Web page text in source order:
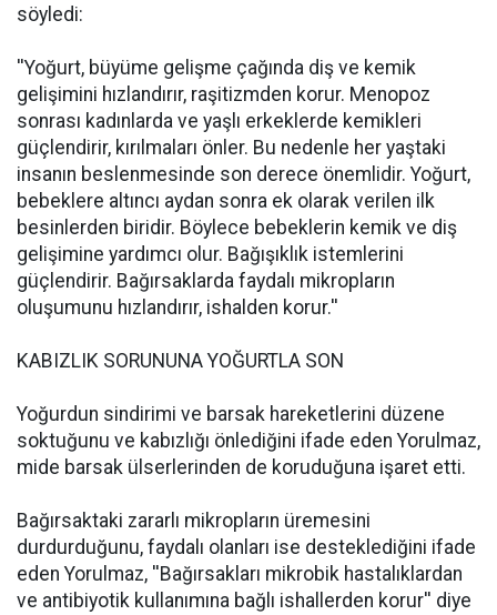
söyledi:
''Yoğurt, büyüme gelişme çağında diş ve kemik
gelişimini hızlandırır, raşitizmden korur. Menopoz
sonrası kadınlarda ve yaşlı erkeklerde kemikleri
güçlendirir, kırılmaları önler. Bu nedenle her yaştaki
insanın beslenmesinde son derece önemlidir. Yoğurt,
bebeklere altıncı aydan sonra ek olarak verilen ilk
besinlerden biridir. Böylece bebeklerin kemik ve diş
gelişimine yardımcı olur. Bağışıklık istemlerini
güçlendirir. Bağırsaklarda faydalı mikropların
oluşumunu hızlandırır, ishalden korur.''
KABIZLIK SORUNUNA YOĞURTLA SON
Yoğurdun sindirimi ve barsak hareketlerini düzene
soktuğunu ve kabızlığı önlediğini ifade eden Yorulmaz,
mide barsak ülserlerinden de koruduğuna işaret etti.
Bağırsaktaki zararlı mikropların üremesini
durdurduğunu, faydalı olanları ise desteklediğini ifade
eden Yorulmaz, ''Bağırsakları mikrobik hastalıklardan
ve antibiyotik kullanımına bağlı ishallerden korur'' diye